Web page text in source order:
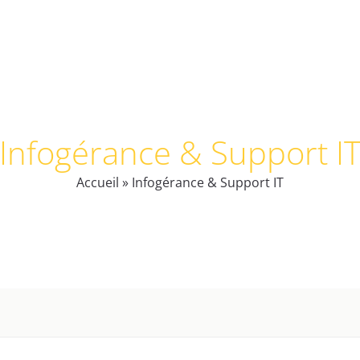
Infogérance & Support IT
Accueil » Infogérance & Support IT